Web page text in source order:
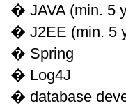
� JAVA (min. 5
� J2EE (min. 5
� Spring
� Log4J
� database